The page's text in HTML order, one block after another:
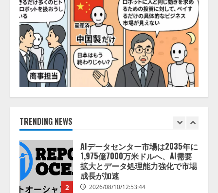
TRENDING NEWS
5
2026/08/09/01:53:44
1
病院向け生成AIサービス「OPTiM
AI ホスピタル」、 病歴要約を自
動生成する新機能を提供開始
2026/08/10/12:53:44
AIデータセンター市場は2035年に
生成AI人事労務実践研究会〈HR
AI Lab〉推進協議会 ── 9社連合が
贈る、人事労務 × AIの実践知 ──
「奇跡のセミナー」シリーズ始